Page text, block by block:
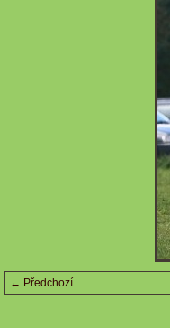
← Předchozí